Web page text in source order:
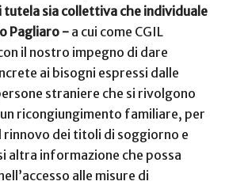
tutela sia collettiva che individuale
Pagliaro - a cui come CGIL
il nostro impegno di dare
ai bisogni espressi dalle
straniere che si rivolgono
un ricongiungimento familiare, per
rinnovo dei titoli di soggiorno e
altra informazione che possa
alle misure di